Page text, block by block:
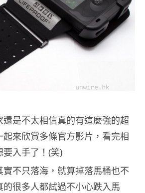
是不太相信真的有這麼強的超
來欣賞多條官方影片，看完相
入手了！(笑)
不只落海，就算掉落馬桶也不
很多人都試過不小心跌入馬